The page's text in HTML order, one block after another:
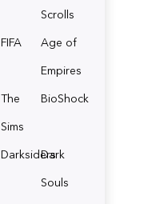
Scrolls
FIFA
Age of
Empires
The
Sims
BioShock
Darksiders
Dark
Souls